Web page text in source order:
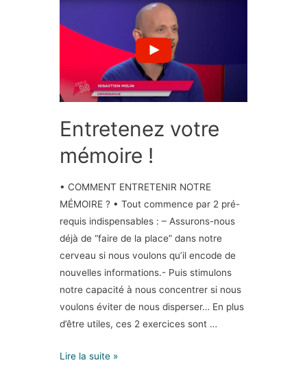
Entretenez votre
mémoire !
• COMMENT ENTRETENIR NOTRE
MÉMOIRE ? • Tout commence par 2 pré-
requis indispensables : – Assurons-nous
déjà de “faire de la place” dans notre
cerveau si nous voulons qu’il encode de
nouvelles informations.- Puis stimulons
notre capacité à nous concentrer si nous
voulons éviter de nous disperser… En plus
d’être utiles, ces 2 exercices sont …
Lire la suite »